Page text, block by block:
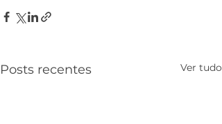
Posts recentes Ver tudo